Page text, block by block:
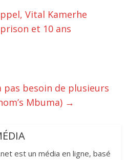
Vital Kamerhe
et 10 ans
pas besoin de plusieurs
Mbuma) →
est un média en ligne, basé